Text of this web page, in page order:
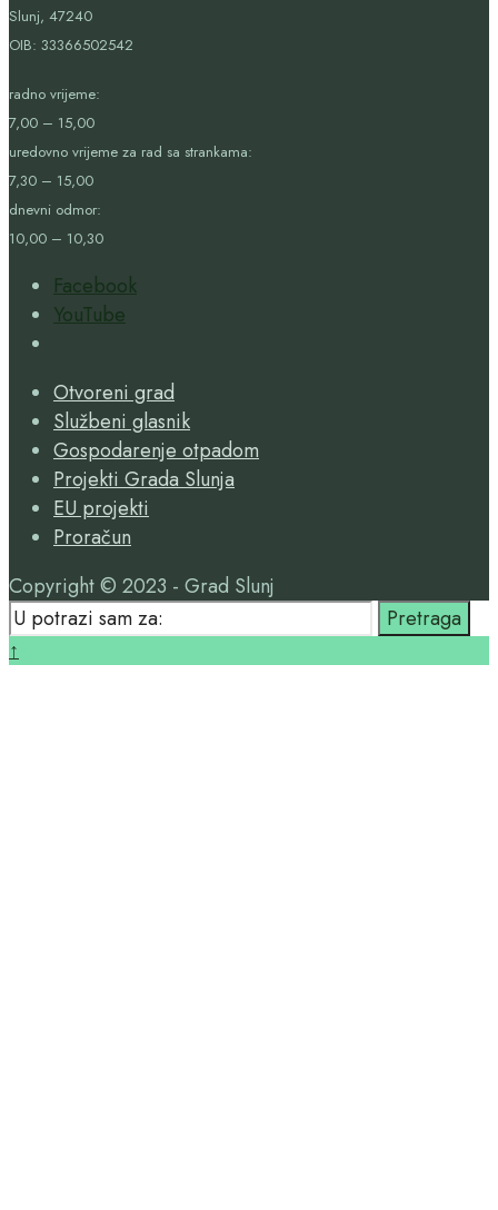
Slunj, 47240
OIB: 33366502542
radno vrijeme:
7,00 – 15,00
uredovno vrijeme za rad sa strankama:
7,30 – 15,00
dnevni odmor:
10,00 – 10,30
Facebook
YouTube
Window
Otvoreni grad
Službeni glasnik
Gospodarenje otpadom
Projekti Grada Slunja
EU projekti
Proračun
Copyright © 2023 - Grad Slunj
Search
for:
Pretraga
Close
↑